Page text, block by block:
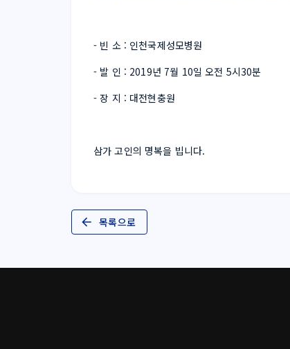
- 빈 소 : 인천국제성모병원
- 발 인 : 2019년 7월 10일 오전 5시30분
- 장 지 : 대전현충원
삼가 고인의 명복을 빕니다.
목록으로